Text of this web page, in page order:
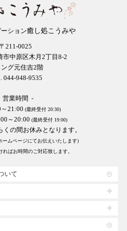
ション癒し処こうみや
211-0025
市中原区木月2丁目8-2
ング元住吉2階
044-948-9535
営業時間 -
21:00 (最終受付 20:30)
～20:00 (最終受付 19:00)
くの間お休みとなります。
ームページにてお伝えいたします)
ればお時間のご対応致します。
いて